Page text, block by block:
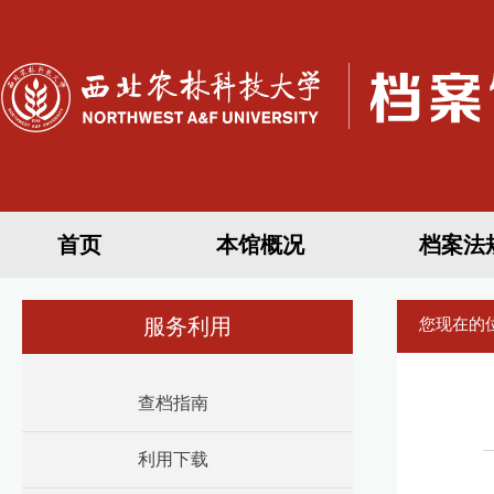
首页 本馆概况 档案法
服务利用
查档指南
利用下载
您现在的